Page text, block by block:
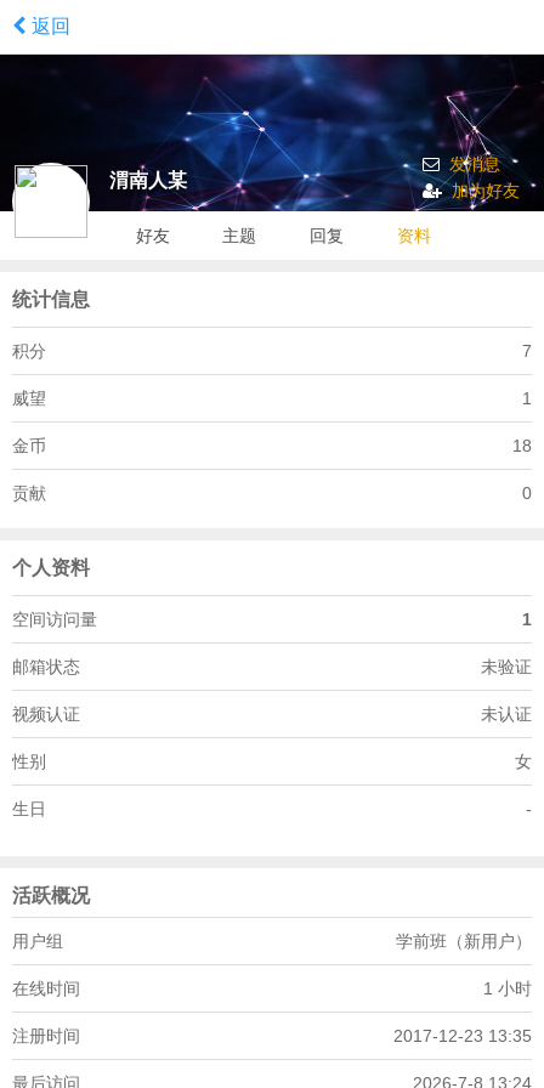
返回
渭南人某
发消息
加为好友
好友 主题 回复 资料
统计信息
积分 7
威望 1
金币 18
贡献 0
个人资料
空间访问量 1
邮箱状态 未验证
视频认证 未认证
性别 女
生日 -
活跃概况
用户组 学前班（新用户）
在线时间 1 小时
注册时间 2017-12-23 13:35
最后访问 2026-7-8 13:24